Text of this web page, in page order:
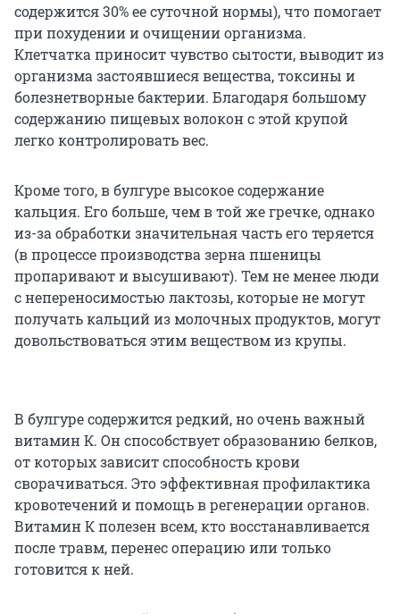
содержится 30% ее суточной нормы), что помогает
при похудении и очищении организма.
Клетчатка приносит чувство сытости, выводит из
организма застоявшиеся вещества, токсины и
болезнетворные бактерии. Благодаря большому
содержанию пищевых волокон с этой крупой
легко контролировать вес.
Кроме того, в булгуре высокое содержание
кальция. Его больше, чем в той же гречке, однако
из-за обработки значительная часть его теряется
(в процессе производства зерна пшеницы
пропаривают и высушивают). Тем не менее люди
с непереносимостью лактозы, которые не могут
получать кальций из молочных продуктов, могут
довольствоваться этим веществом из крупы.
В булгуре содержится редкий, но очень важный
витамин К. Он способствует образованию белков,
от которых зависит способность крови
сворачиваться. Это эффективная профилактика
кровотечений и помощь в регенерации органов.
Витамин К полезен всем, кто восстанавливается
после травм, перенес операцию или только
готовится к ней.